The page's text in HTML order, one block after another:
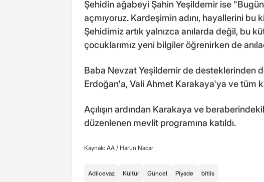
Şehidin ağabeyi Şahin Yeşildemir ise
açmıyoruz. Kardeşimin adını, hayallerini
Şehidimiz artık yalnızca anılarda değil, bu
çocuklarımız yeni bilgiler öğrenirken de
Baba Nevzat Yeşildemir de desteklerinden
Erdoğan'a, Vali Ahmet Karakaya'ya ve tüm
Açılışın ardından Karakaya ve
düzenlenen mevlit programına katıldı.
Kaynak: AA / Harun Nacar
Adilcevaz Kültür Güncel Piyade bitlis